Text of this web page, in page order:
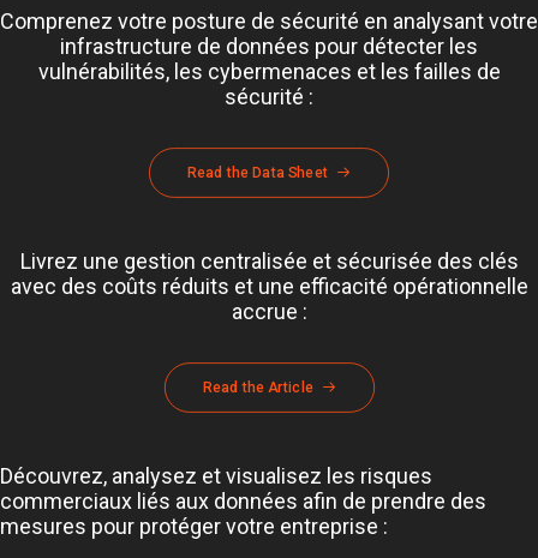
Comprenez votre posture de sécurité en analysant votre
infrastructure de données pour détecter les
vulnérabilités, les cybermenaces et les failles de
sécurité :
Read the Data Sheet
Livrez une gestion centralisée et sécurisée des clés
avec des coûts réduits et une efficacité opérationnelle
accrue :
Read the Article
Découvrez, analysez et visualisez les risques
commerciaux liés aux données afin de prendre des
mesures pour protéger votre entreprise :